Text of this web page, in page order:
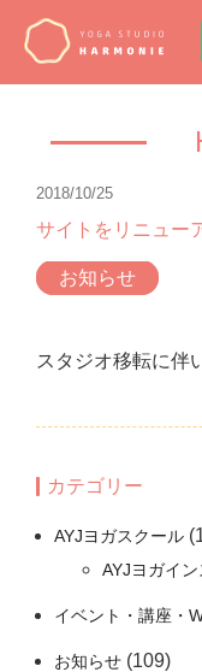
2018/10/25
サイトをリニュー
お知らせ
スタジオ移転に伴
カテゴリー
AYJヨガスクール
AYJヨガイ
イベント・講座・
お知らせ (109)